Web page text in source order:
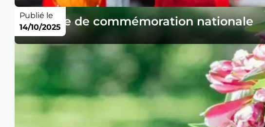
Journée de commémoration nationale
Publié le
14/10/2025